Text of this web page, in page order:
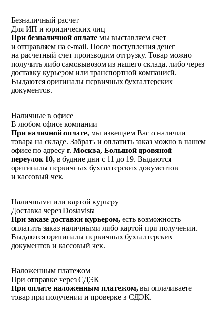
Безналичный расчет
Для ИП и юридических лиц
При безналичной оплате мы выставляем счет
и отправляем на e-mail. После поступления денег
на расчетный счет производим отгрузку. Товар можно
получить либо самовывозом из нашего склада, либо через
доставку курьером или транспортной компанией.
Выдаются оригиналы первичных бухгалтерских
документов.
Наличные в офисе
В любом офисе компании
При наличной оплате, мы извещаем Вас о наличии
товара на складе. Забрать и оплатить заказ можно в нашем
офисе по адресу г. Москва, Большой дровяной
переулок 10, в будние дни с 11 до 19. Выдаются
оригиналы первичных бухгалтерских документов
и кассовый чек.
Наличными или картой курьеру
Доставка через Dostavista
При заказе доставки курьером, есть возможность
оплатить заказ наличными либо картой при получении.
Выдаются оригиналы первичных бухгалтерских
документов и кассовый чек.
Наложенным платежом
При отправке через СДЭК
При оплате наложенным платежом, вы оплачиваете
товар при получении и проверке в СДЭК.